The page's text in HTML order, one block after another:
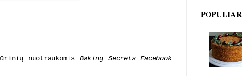
nuotraukomisBaking Secrets Facebook